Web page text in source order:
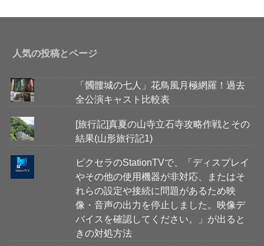
人気の投稿とページ
「髑髏城の七人」花鳥風月極網羅！過去
全公演キャスト比較表
[旅行記]真夏の山寺立石寺攻略作戦とその
結果(山形旅行記1)
ピクセラのStationTVで、「ディスプレイ
やその他の使用機器が非対応、またはそ
れらの設定や接続に問題があるため映
像・音声の出力を停止しました。映像デ
バイスを確認してください。」が出ると
きの対処方法